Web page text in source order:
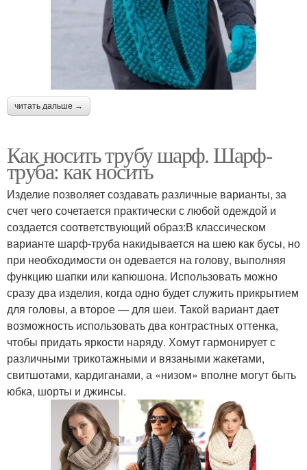
читать дальше →
Как носить трубу шарф. Шарф-
труба: как носить
Изделие позволяет создавать различные варианты, за
счет чего сочетается практически с любой одеждой и
создается соответствующий образ:В классическом
варианте шарф-труба накидывается на шею как бусы, но
при необходимости он одевается на голову, выполняя
функцию шапки или капюшона. Использовать можно
сразу два изделия, когда одно будет служить прикрытием
для головы, а второе — для шеи. Такой вариант дает
возможность использовать два контрастных оттенка,
чтобы придать яркости наряду. Хомут гармонирует с
различными трикотажными и вязаными жакетами,
свитшотами, кардиганами, а «низом» вполне могут быть
юбка, шорты и джинсы.